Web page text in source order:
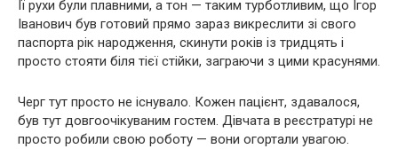
Її рухи були плавними, а тон — таким турботливим, що Ігор
Іванович був готовий прямо зараз викреслити зі свого
паспорта рік народження, скинути років із тридцять і
просто стояти біля тієї стійки, заграючи з цими красунями.
Черг тут просто не існувало. Кожен пацієнт, здавалося,
був тут довгоочікуваним гостем. Дівчата в реєстратурі не
просто робили свою роботу — вони огортали увагою.